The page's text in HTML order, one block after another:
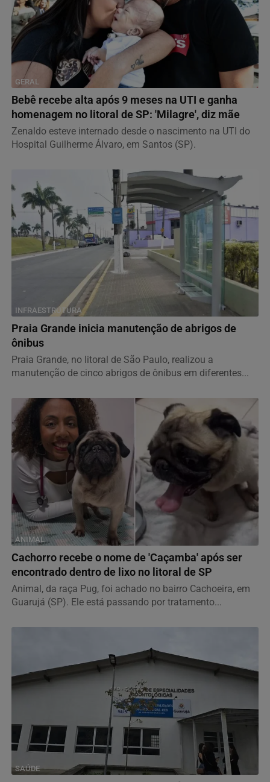
GERAL
Bebê recebe alta após 9 meses na UTI e ganha
homenagem no litoral de SP: 'Milagre', diz mãe
Zenaldo esteve internado desde o nascimento na UTI do
Hospital Guilherme Álvaro, em Santos (SP).
INFRAESTRUTURA
Praia Grande inicia manutenção de abrigos de
ônibus
Praia Grande, no litoral de São Paulo, realizou a
manutenção de cinco abrigos de ônibus em diferentes...
ANIMAL
Cachorro recebe o nome de 'Caçamba' após ser
encontrado dentro de lixo no litoral de SP
Animal, da raça Pug, foi achado no bairro Cachoeira, em
Guarujá (SP). Ele está passando por tratamento...
SAÚDE